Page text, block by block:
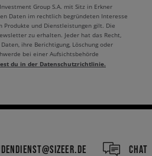
Group S.A. mit Sitz in Erkner
Daten im rechtlich begründeten Interesse
Produkte und Dienstleistungen gilt. Die
zu erhalten. Jeder hat das Recht,
ihre Berichtigung, Löschung oder
bei einer Aufsichtsbehörde
du in der Datenschutzrichtlinie.
CHAT